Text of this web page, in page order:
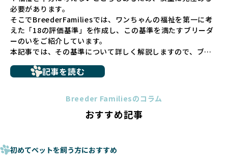
は言えません。
こうした背景から、BreederFamiliesはペットショップを介
さない直接販売を採用するとともに、ペットオークションや
ペットショップを利用するブリーダーの掲載も行ってしませ
ん。
ペットショップを避けた方がいい理由の詳細はこちら
法令レベルの最低基準にとどまっていることが問題です。こ
ものに過ぎず、ワンちゃんの心身の福祉やブリーダーの責任
少なくなく、消費者にとって選択の判断が難しい現状があり
必要があります。
そこでBreederFamiliesでは、ワンちゃんの福祉を第一に考
えた「18の評価基準」を作成し、この基準を満たすブリーダ
ーのいをご紹介しています。
本記事では、その基準について詳しく解説しますので、ブリ
に断尾（しっぽを切る）や断耳（耳を切る）が行われている
ことがあります。
これは痛みを伴う処置で、ワンちゃんの身体的な負担が大き
手段でもあるため、切断されることで他の犬や人間との意思
記事を読む
Breeder Familiesのコラム
おすすめ記事
初めてペットを飼う方におすすめ